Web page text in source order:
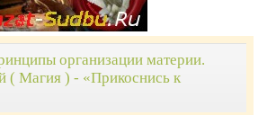
организации материи.
( Магия ) - «Прикоснись к